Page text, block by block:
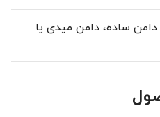
دامن ساده، دامن میدی یا